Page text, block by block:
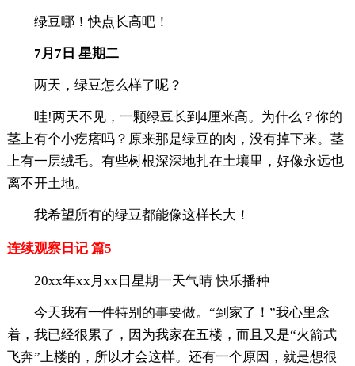
绿豆哪！快点长高吧！
7月7日 星期二
两天，绿豆怎么样了呢？
哇!两天不见，一颗绿豆长到4厘米高。为什么？你的
茎上有个小疙瘩吗？原来那是绿豆的肉，没有掉下来。茎
上有一层绒毛。有些树根深深地扎在土壤里，好像永远也
离不开土地。
我希望所有的绿豆都能像这样长大！
连续观察日记 篇5
20xx年xx月xx日星期一天气晴 快乐播种
今天我有一件特别的事要做。“到家了！”我心里念
着，我已经很累了，因为我家在五楼，而且又是“火箭式
飞奔”上楼的，所以才会这样。还有一个原因，就是想很